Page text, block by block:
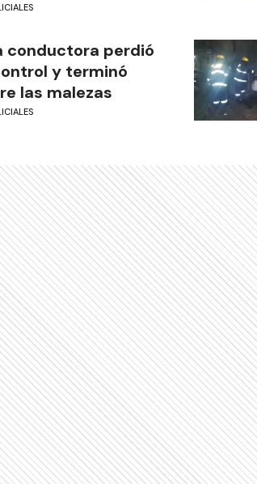
conductora perdió
y terminó
las malezas